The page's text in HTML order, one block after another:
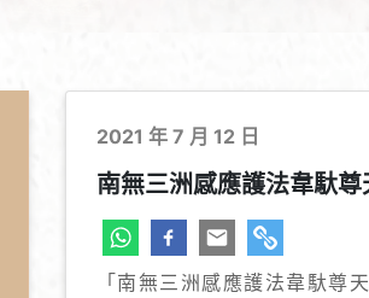
2021 年 7 月 12 日
南無三洲感應護法韋馱
「南無三洲感應護法韋馱尊